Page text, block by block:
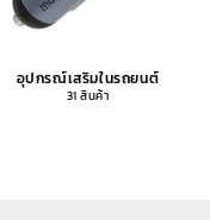
อุปกรณ์เสริมในรถยนต์
31 สินค้า